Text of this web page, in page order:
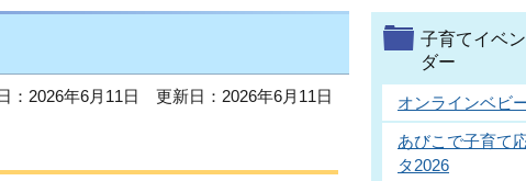
：2026年6月11日 更新日：2026年6月11日
子育てイベ
ダー
オンラインベビ
あびこで子育て
タ2026